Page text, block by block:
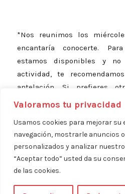
Valoramos tu privacidad
Usamos cookies para mejorar su
navegación, mostrarle anuncios
personalizados y analizar
“Aceptar todo” usted da su
de las cookies.
*Nos reunimos los
encantaría conocerte.
estamos disponibles y
actividad, te
antelación. Si prefieres
consultarnos; estamos aquí
Aviso Legal |